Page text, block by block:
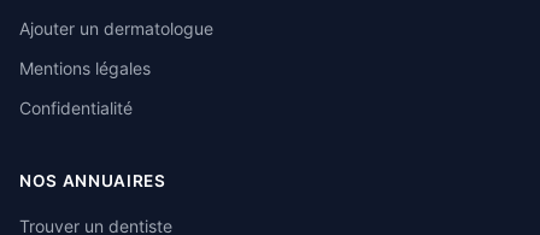
Ajouter un dermatologue
Mentions légales
Confidentialité
NOS ANNUAIRES
Trouver un dentiste